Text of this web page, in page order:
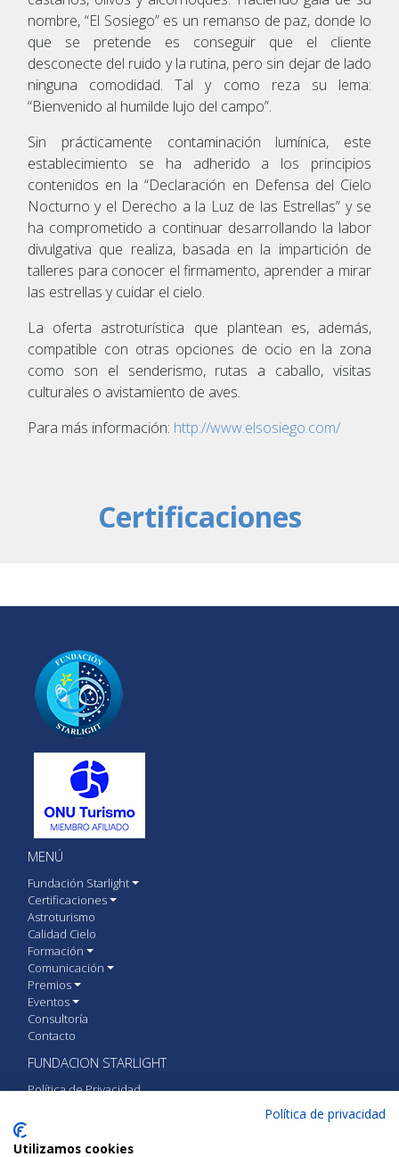
nombre, “El Sosiego” es un remanso de paz, donde lo
que se pretende es conseguir que el cliente
desconecte del ruido y la rutina, pero sin dejar de lado
ninguna comodidad. Tal y como reza su lema:
“Bienvenido al humilde lujo del campo”.
Sin prácticamente contaminación lumínica, este
establecimiento se ha adherido a los principios
contenidos en la “Declaración en Defensa del Cielo
Nocturno y el Derecho a la Luz de las Estrellas” y se
ha comprometido a continuar desarrollando la labor
divulgativa que realiza, basada en la impartición de
talleres para conocer el firmamento, aprender a mirar
las estrellas y cuidar el cielo.
La oferta astroturística que plantean es, además,
compatible con otras opciones de ocio en la zona
como son el senderismo, rutas a caballo, visitas
culturales o avistamiento de aves.
Para más información: http://www.elsosiego.com/
Certificaciones
MENÚ
Fundación Starlight
Certificaciones
Astroturismo
Calidad Cielo
Formación
Comunicación
Premios
Eventos
Consultoría
Contacto
FUNDACION STARLIGHT
Política de Privacidad
CONTACTA CON FUNDACIÓN STARLIGHT
Política de privacidad
Utilizamos cookies